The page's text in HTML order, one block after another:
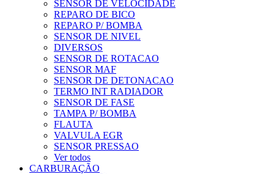
SENSOR DE VELOCIDADE
REPARO DE BICO
REPARO P/ BOMBA
SENSOR DE NIVEL
DIVERSOS
SENSOR DE ROTACAO
SENSOR MAF
SENSOR DE DETONACAO
TERMO INT RADIADOR
SENSOR DE FASE
TAMPA P/ BOMBA
FLAUTA
VALVULA EGR
SENSOR PRESSAO
Ver todos
CARBURAÇÃO